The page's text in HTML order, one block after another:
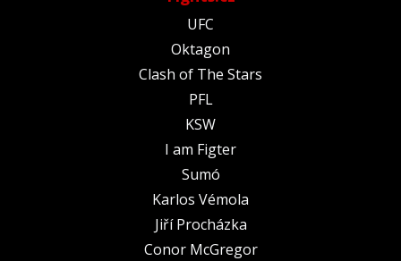
UFC
Oktagon
Clash of The Stars
PFL
KSW
I am Figter
Sumó
Karlos Vémola
Jiří Procházka
Conor McGregor